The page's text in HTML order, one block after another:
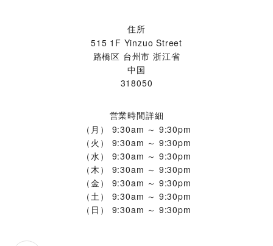
住所
515 1F Yinzuo Street
路橋区 台州市 浙江省
中国
318050
営業時間詳細
（月）
9:30am ～ 9:30pm
（火）
9:30am ～ 9:30pm
（水）
9:30am ～ 9:30pm
（木）
9:30am ～ 9:30pm
（金）
9:30am ～ 9:30pm
（土）
9:30am ～ 9:30pm
（日）
9:30am ～ 9:30pm